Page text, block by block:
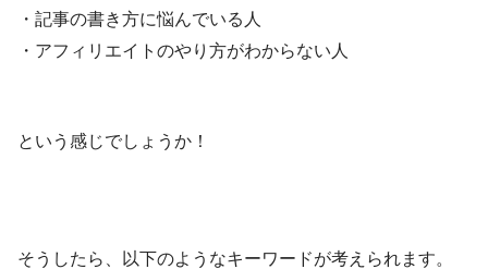
・記事の書き方に悩んでいる人
・アフィリエイトのやり方がわからない人
という感じでしょうか！
そうしたら、以下のようなキーワードが考えられます。